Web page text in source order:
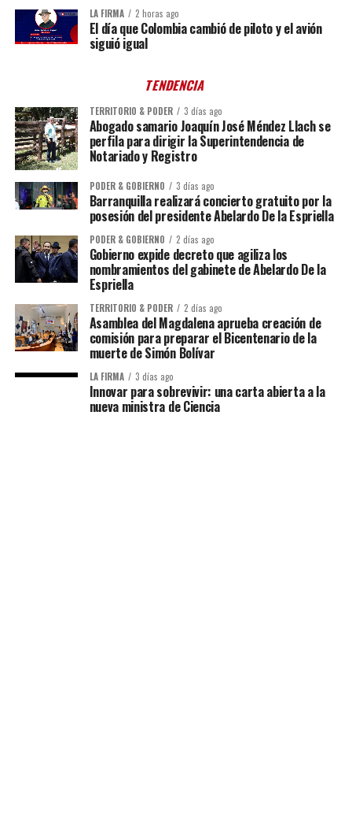
LA FIRMA 2 horas ago
El día que Colombia cambió de piloto y el avión
siguió igual
TENDENCIA
TERRITORIO & PODER 3 días ago
Abogado samario Joaquín José Méndez Llach se
perfila para dirigir la Superintendencia de
Notariado y Registro
PODER & GOBIERNO 3 días ago
Barranquilla realizará concierto gratuito por la
posesión del presidente Abelardo De la Espriella
PODER & GOBIERNO 2 días ago
Gobierno expide decreto que agiliza los
nombramientos del gabinete de Abelardo De la
Espriella
TERRITORIO & PODER 2 días ago
Asamblea del Magdalena aprueba creación de
comisión para preparar el Bicentenario de la
muerte de Simón Bolívar
LA FIRMA 3 días ago
Innovar para sobrevivir: una carta abierta a la
nueva ministra de Ciencia